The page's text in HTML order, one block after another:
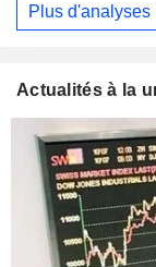
Plus d'analyses
Actualités à la